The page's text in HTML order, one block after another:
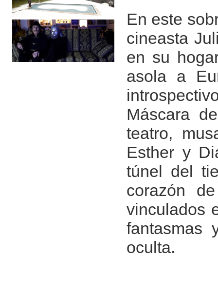
En este
cineasta
en su
asola a
Máscara
teatro,
Esther y
túnel del
corazón
vinculados
fantasmas
oculta.